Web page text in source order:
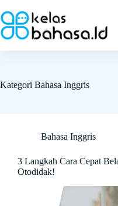
to
content
Kategori Bahasa Inggris
Bahasa Inggris
3 Langkah Cara Cepat
Otodidak!